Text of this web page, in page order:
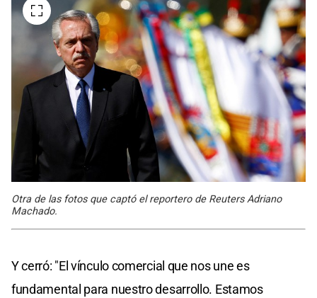
Otra de las fotos que captó el reportero de Reuters Adriano
Machado.
Y cerró: "El vínculo comercial que nos une es
fundamental para nuestro desarrollo. Estamos